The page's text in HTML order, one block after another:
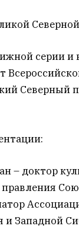
серии и
Северный
– доктор
правления
и Западной